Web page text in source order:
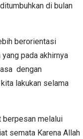
di bulan
berorientasi
pada akhirnya
dengan
lakukan selama
berpesan melalui
semata Karena Allah